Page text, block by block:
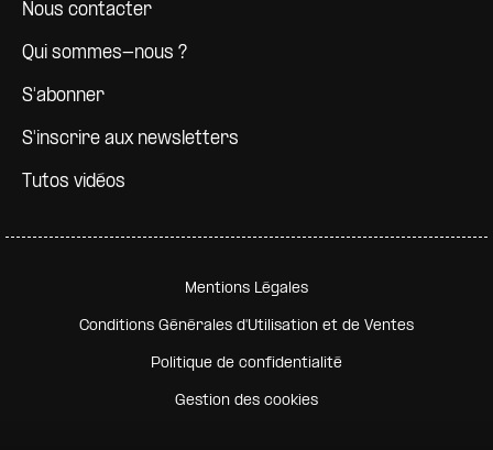
Nous contacter
Qui sommes-nous ?
S'abonner
S'inscrire aux newsletters
Tutos vidéos
Pied de page secondaire
Mentions Légales
Conditions Générales d'Utilisation et de Ventes
Politique de confidentialité
Gestion des cookies